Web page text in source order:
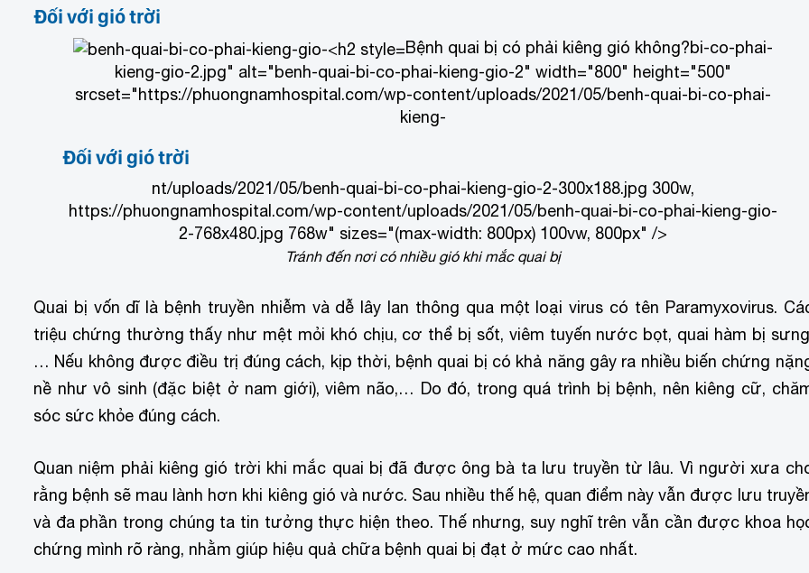
Đối với gió trời
Bệnh quai bị có phải kiêng gió không?bi-co-phai-
kieng-gio-2.jpg" alt="benh-quai-bi-co-phai-kieng-gio-2" width="800" height="500"
srcset="https://phuongnamhospital.com/wp-content/uploads/2021/05/benh-quai-bi-co-phai-
kieng-
Đối với gió trời
nt/uploads/2021/05/benh-quai-bi-co-phai-kieng-gio-2-300x188.jpg 300w,
https://phuongnamhospital.com/wp-content/uploads/2021/05/benh-quai-bi-co-phai-kieng-gio-
2-768x480.jpg 768w" sizes="(max-width: 800px) 100vw, 800px" />
Tránh đến nơi có nhiều gió khi mắc quai bị
Quai bị vốn dĩ là bệnh truyền nhiễm và dễ lây lan thông qua một loại virus có tên Paramyxovirus.
triệu chứng thường thấy như mệt mỏi khó chịu, cơ thể bị sốt, viêm tuyến nước bọt, quai hàm bị
… Nếu không được điều trị đúng cách, kịp thời, bệnh quai bị có khả năng gây ra nhiều biến chứng
nề như vô sinh (đặc biệt ở nam giới), viêm não,… Do đó, trong quá trình bị bệnh, nên kiêng cữ,
sóc sức khỏe đúng cách.
Quan niệm phải kiêng gió trời khi mắc quai bị đã được ông bà ta lưu truyền từ lâu. Vì người xưa
rằng bệnh sẽ mau lành hơn khi kiêng gió và nước. Sau nhiều thế hệ, quan điểm này vẫn được lưu
và đa phần trong chúng ta tin tưởng thực hiện theo. Thế nhưng, suy nghĩ trên vẫn cần được khoa
chứng mình rõ ràng, nhằm giúp hiệu quả chữa bệnh quai bị đạt ở mức cao nhất.